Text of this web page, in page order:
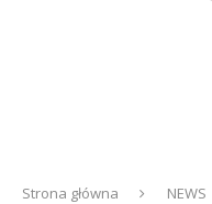
Strona główna NEWS